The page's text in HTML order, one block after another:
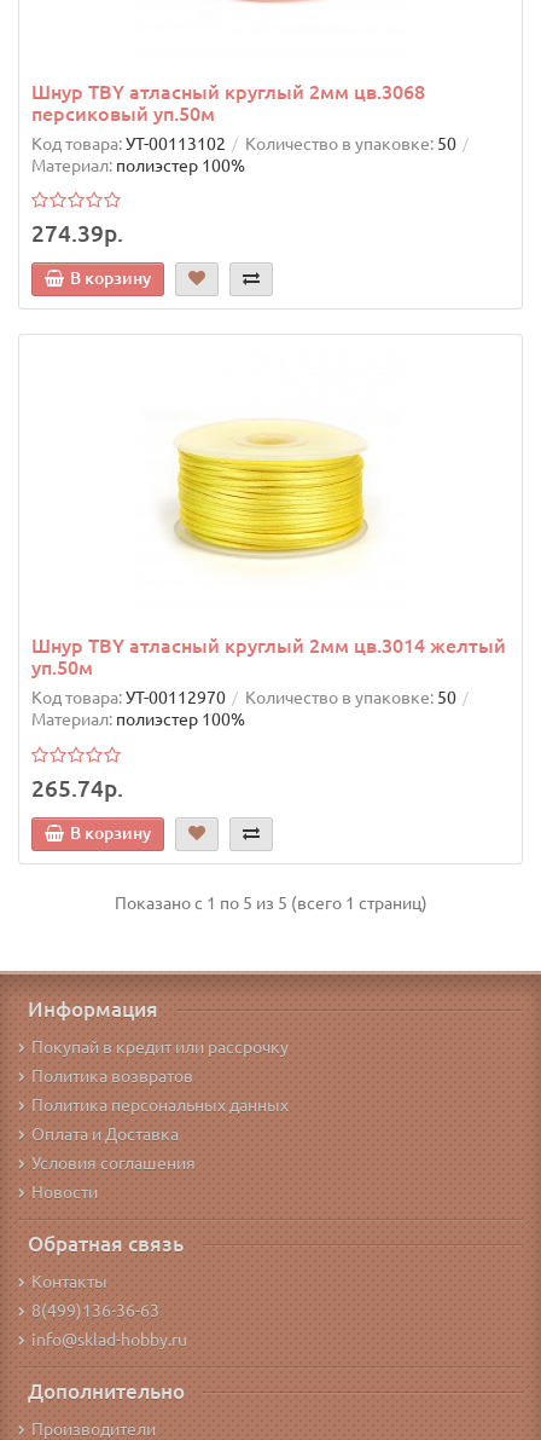
Шнур TBY атласный круглый 2мм цв.3068
персиковый уп.50м
Код товара:УТ-00113102 Количество в упаковке: 50
Материал: полиэстер 100%
274.39р.
В корзину
Шнур TBY атласный круглый 2мм цв.3014 желтый
уп.50м
Код товара:УТ-00112970 Количество в упаковке: 50
Материал: полиэстер 100%
265.74р.
В корзину
Показано с 1 по 5 из 5 (всего 1 страниц)
Информация
Покупай в кредит или рассрочку
Политика возвратов
Политика персональных данных
Оплата и Доставка
Условия соглашения
Новости
Обратная связь
Контакты
8(499)136-36-63
info@sklad-hobby.ru
Дополнительно
Производители